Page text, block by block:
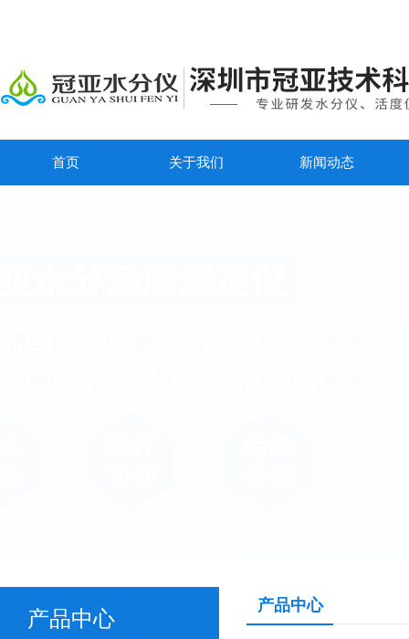
首页 关于我们 新闻动态
产品中心
产品中心